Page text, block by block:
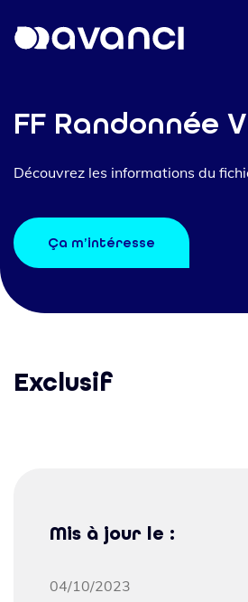
FF Randonnée
Découvrez les informations du
Ça m’intéresse
Exclusif
Mis à jour le :
04/10/2023